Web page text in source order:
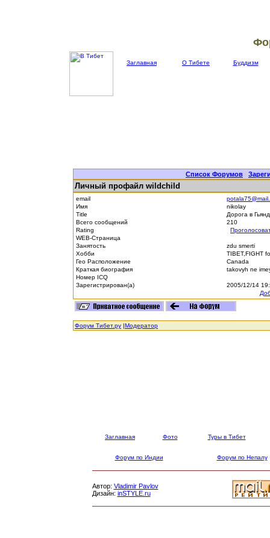
Заглавная О Тибете Буддизм
Список Форумов |
Личный профайл wildchild
email
Имя
nikolay
Title
Дорога в
Всего сообщений
210
Rating
WEB-Страница
Занятость
zdu smerti
Хобби
TIBET,FIGHT
Гео Расположение
Canada
Краткая биография
takovyh ne
Номер ICQ
Зарегистрирован(а)
2005/12/14
Форум Тибет.ру |Модератор
Заглавная Фото Туры в Тибет
Форум по Индии Форум по Непалу
Автор: Vladimir Pavlov
Дизайн: inSTYLE.ru